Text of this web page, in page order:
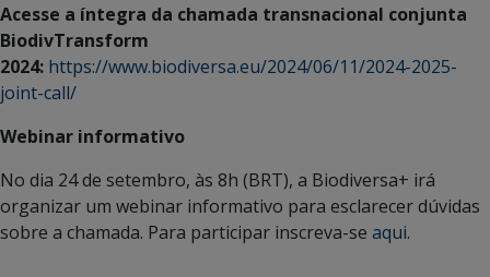
Acesse a íntegra da chamada transnacional conjunta
BiodivTransform
2024: https://www.biodiversa.eu/2024/06/11/2024-2025-
joint-call/
Webinar informativo
No dia 24 de setembro, às 8h (BRT), a Biodiversa+ irá
organizar um webinar informativo para esclarecer dúvidas
sobre a chamada. Para participar inscreva-se aqui.